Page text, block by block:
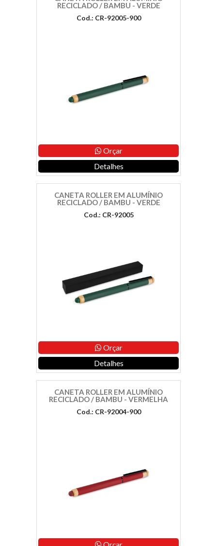
RECICLADO / BAMBU - VERDE
Cod.: CR-92005-900
Orçar
Detalhes
CANETA ROLLER EM ALUMÍNIO
RECICLADO / BAMBU - VERDE
Cod.: CR-92005
Orçar
Detalhes
CANETA ROLLER EM ALUMÍNIO
RECICLADO / BAMBU - VERMELHA
Cod.: CR-92004-900